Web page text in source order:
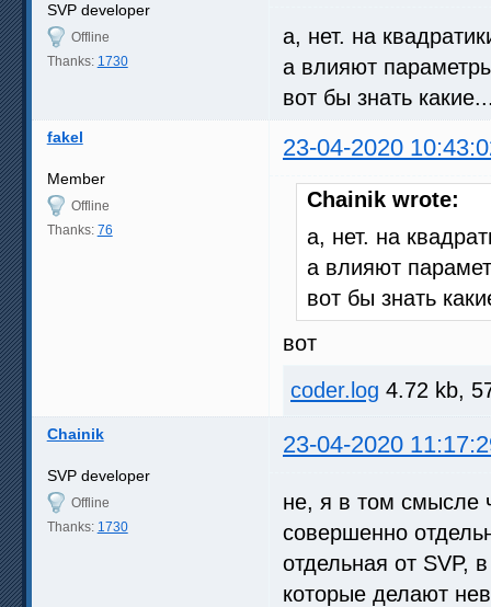
SVP developer
Offline
Thanks: 1730
а, нет. на
а влияют
вот бы знать
fakel 23-04-2020
Member
Offline
Thanks: 76
Chainik wrote:
а, нет. на
а влияют
вот бы знать
вот
coder.log 4.72 kb,
Chainik 23-04-2020
SVP developer
Offline
Thanks: 1730
не, я в том смысле
совершенно
отдельная от SVP,
которые делают